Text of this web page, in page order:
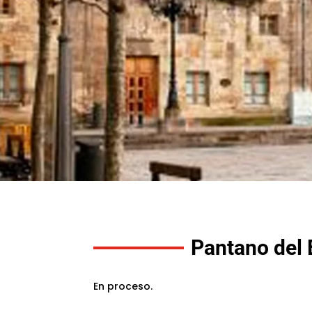
Pantano del
En proceso.